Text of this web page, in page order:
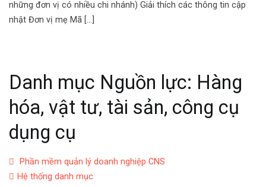
những đơn vị có nhiều chi nhánh) Giải thích các thông tin cập
nhật Đơn vị mẹ Mã […]
Danh mục Nguồn lực: Hàng
hóa, vật tư, tài sản, công cụ
dụng cụ
Phần mềm quản lý doanh nghiệp CNS
Hệ thống danh mục